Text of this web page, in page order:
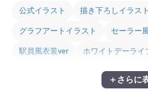
公式イラスト 描き下ろしイラスト
グラフアートイラスト セーラー
駅員風衣装ver ホワイトデーライ
和風喫茶ver
＋さらに